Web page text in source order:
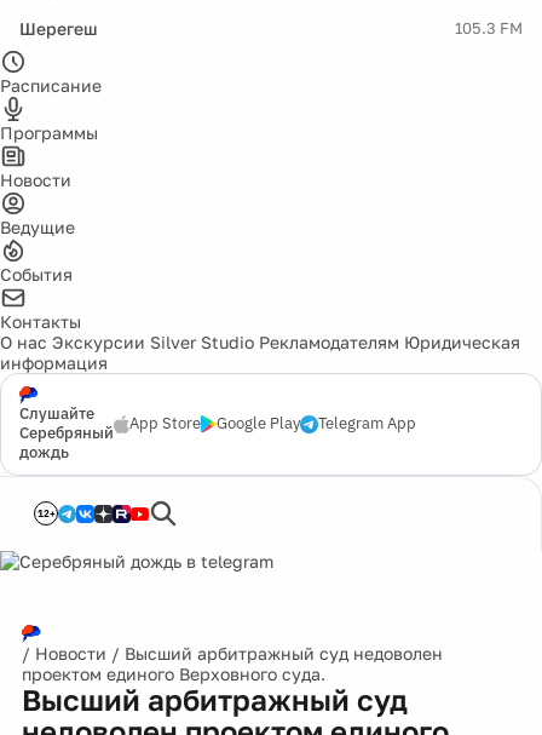
Шерегеш 105.3 FM
Расписание
Программы
Новости
Ведущие
События
Контакты
О нас Экскурсии Silver Studio Рекламодателям Юридическая
информация
Слушайте
Серебряный
дождь
App Store Google Play Telegram App
12+
/ Новости / Высший арбитражный суд недоволен
проектом единого Верховного суда.
Высший арбитражный суд